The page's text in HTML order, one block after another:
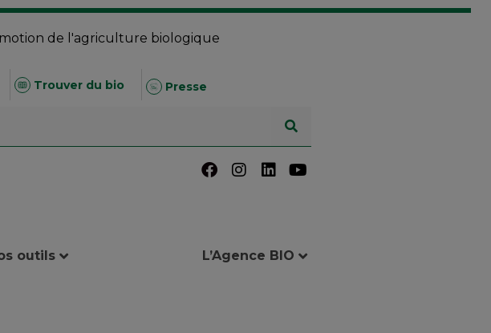
de l'agriculture biologique
Trouver du bio Presse
outils L’Agence BIO